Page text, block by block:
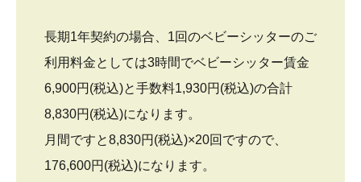
長期1年契約の場合、1回のベビーシッターのご
利用料金としては3時間でベビーシッター賃金
6,900円(税込)と手数料1,930円(税込)の合計
8,830円(税込)になります。
月間ですと8,830円(税込)×20回ですので、
176,600円(税込)になります。